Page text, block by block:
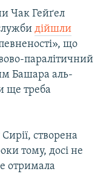
Чак Гейґел
дійшли
що
паралітичний
Башара аль-
ще треба
створена
тому, досі не
отримала